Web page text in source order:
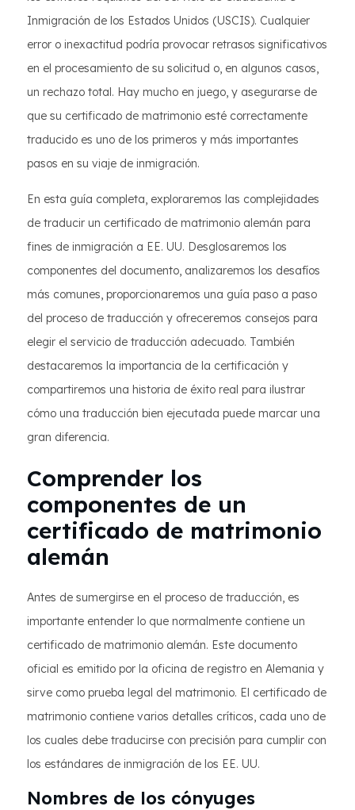
Inmigración de los Estados Unidos (USCIS). Cualquier
error o inexactitud podría provocar retrasos significativos
en el procesamiento de su solicitud o, en algunos casos,
un rechazo total. Hay mucho en juego, y asegurarse de
que su certificado de matrimonio esté correctamente
traducido es uno de los primeros y más importantes
pasos en su viaje de inmigración.
En esta guía completa, exploraremos las complejidades
de traducir un certificado de matrimonio alemán para
fines de inmigración a EE. UU. Desglosaremos los
componentes del documento, analizaremos los desafíos
más comunes, proporcionaremos una guía paso a paso
del proceso de traducción y ofreceremos consejos para
elegir el servicio de traducción adecuado. También
destacaremos la importancia de la certificación y
compartiremos una historia de éxito real para ilustrar
cómo una traducción bien ejecutada puede marcar una
gran diferencia.
Comprender los
componentes de un
certificado de matrimonio
alemán
Antes de sumergirse en el proceso de traducción, es
importante entender lo que normalmente contiene un
certificado de matrimonio alemán. Este documento
oficial es emitido por la oficina de registro en Alemania y
sirve como prueba legal del matrimonio. El certificado de
matrimonio contiene varios detalles críticos, cada uno de
los cuales debe traducirse con precisión para cumplir con
los estándares de inmigración de los EE. UU.
Nombres de los cónyuges